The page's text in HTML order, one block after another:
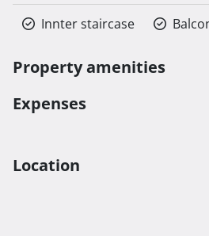
Innter staircase
Property amenities
Expenses
Location